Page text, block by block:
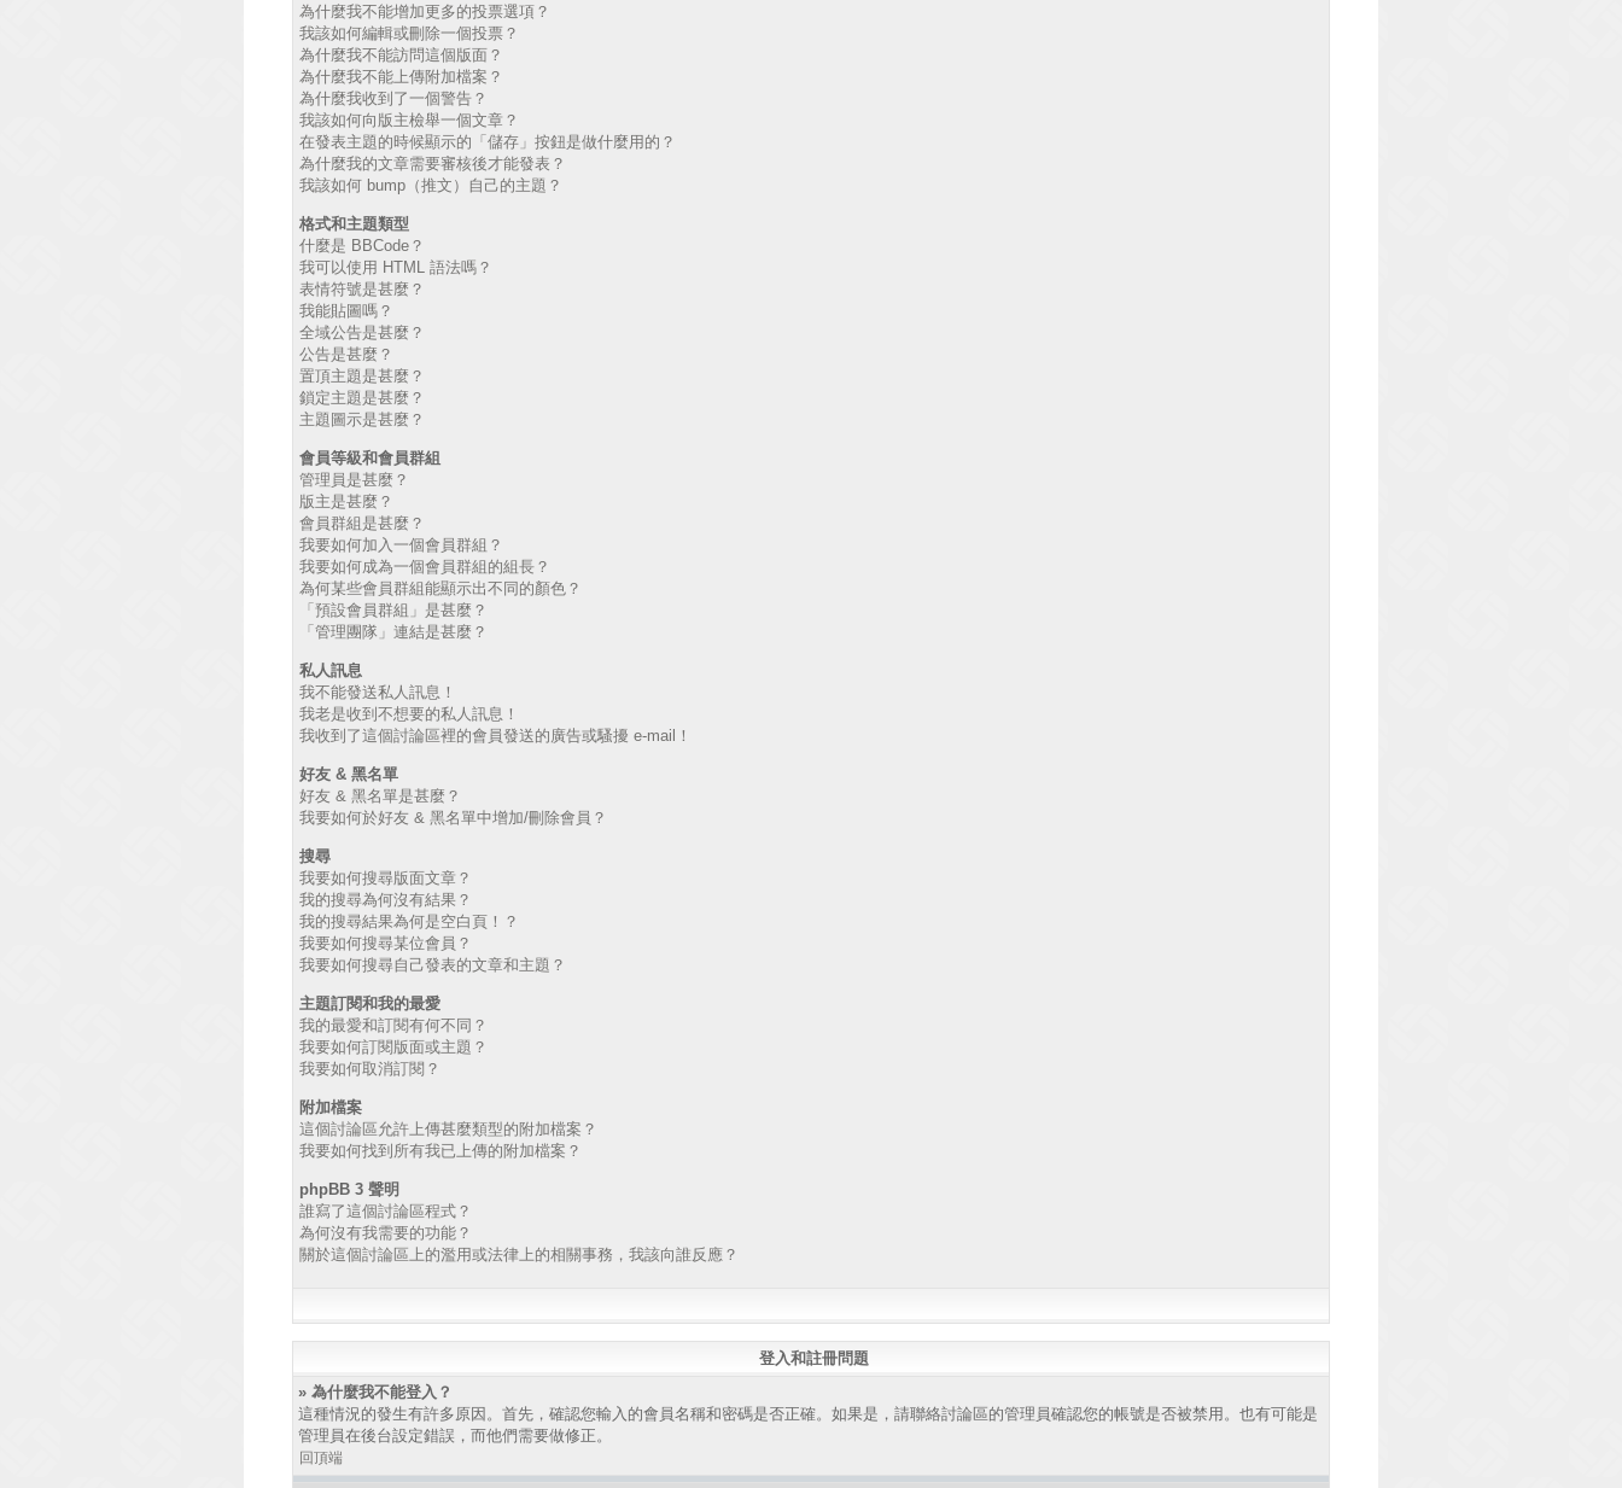
為什麼我不能增加更多的投票選項？
我該如何編輯或刪除一個投票？
為什麼我不能訪問這個版面？
為什麼我不能上傳附加檔案？
為什麼我收到了一個警告？
我該如何向版主檢舉一個文章？
在發表主題的時候顯示的「儲存」按鈕是做什麼用的？
為什麼我的文章需要審核後才能發表？
我該如何 bump（推文）自己的主題？
格式和主題類型
什麼是 BBCode？
我可以使用 HTML 語法嗎？
表情符號是甚麼？
我能貼圖嗎？
全域公告是甚麼？
公告是甚麼？
置頂主題是甚麼？
鎖定主題是甚麼？
主題圖示是甚麼？
會員等級和會員群組
管理員是甚麼？
版主是甚麼？
會員群組是甚麼？
我要如何加入一個會員群組？
我要如何成為一個會員群組的組長？
為何某些會員群組能顯示出不同的顏色？
「預設會員群組」是甚麼？
「管理團隊」連結是甚麼？
私人訊息
我不能發送私人訊息！
我老是收到不想要的私人訊息！
我收到了這個討論區裡的會員發送的廣告或騷擾 e-mail！
好友 & 黑名單
好友 & 黑名單是甚麼？
我要如何於好友 & 黑名單中增加/刪除會員？
搜尋
我要如何搜尋版面文章？
我的搜尋為何沒有結果？
我的搜尋結果為何是空白頁！？
我要如何搜尋某位會員？
我要如何搜尋自己發表的文章和主題？
主題訂閱和我的最愛
我的最愛和訂閱有何不同？
我要如何訂閱版面或主題？
我要如何取消訂閱？
附加檔案
這個討論區允許上傳甚麼類型的附加檔案？
我要如何找到所有我已上傳的附加檔案？
phpBB 3 聲明
誰寫了這個討論區程式？
為何沒有我需要的功能？
關於這個討論區上的濫用或法律上的相關事務，我該向誰反應？
登入和註冊問題
» 為什麼我不能登入？
這種情況的發生有許多原因。首先，確認您輸入的會員名稱和密碼是否正確。如果是，請聯絡討論區的管理員確認您的帳號是否被禁用。也有可能是
管理員在後台設定錯誤，而他們需要做修正。
回頂端